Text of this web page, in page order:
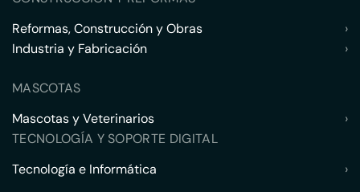
Reformas, Construcción y Obras
›
Industria y Fabricación
›
MASCOTAS
Mascotas y Veterinarios
›
TECNOLOGÍA Y SOPORTE DIGITAL
Tecnología e Informática
›